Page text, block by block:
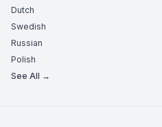
Dutch
Swedish
Russian
Polish
See All →